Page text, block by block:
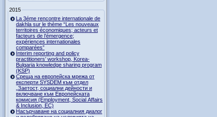
2015
La 3éme rencontre internationale de
dakhla sur le thème “Les nouveaux
territoires économiques; acteurs et
facteurs de l’émergence;
expériences internationales
comparées”
Interim reporting and policy
practitioners’ workshop, Korea-
Bulgaria knowledge sharing program
(KSP)
Среща на европейска мрежа от
експерти SYSDEM към отдел
„Заетост, социални дейности и
включване към Европейската
комисия (Employment, Social Affairs
& Inclusion, ЕС)
Насърчаване на социалния диалог